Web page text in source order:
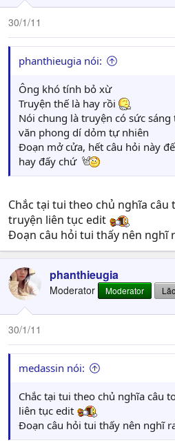
30/1/11
phanthieugia nói:
Ông khó tính bỏ xừ
Truyện thế là hay rồi
Nói chung là truyện có sức
văn phong dí dỏm tự nhiên
Đoạn mở cửa, hết câu hỏi này
hay đấy chứ
Chắc tại tui theo chủ nghĩa câu
truyện liên tục edit
Đoạn câu hỏi tui thấy nên nghĩ
phanthieugia
Moderator Moderator
30/1/11
medassin nói:
Chắc tại tui theo chủ nghĩa câu
liên tục edit
Đoạn câu hỏi tui thấy nên nghĩ